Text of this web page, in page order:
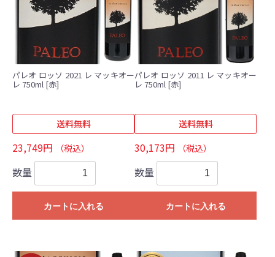
パレオ ロッソ 2021 レ マッキオー
レ 750ml [赤]
送料無料
23,749円 （税込）
数量
カートに入れる
パレオ ロッソ 2011 レ マッキオー
レ 750ml [赤]
送料無料
30,173円 （税込）
数量
カートに入れる